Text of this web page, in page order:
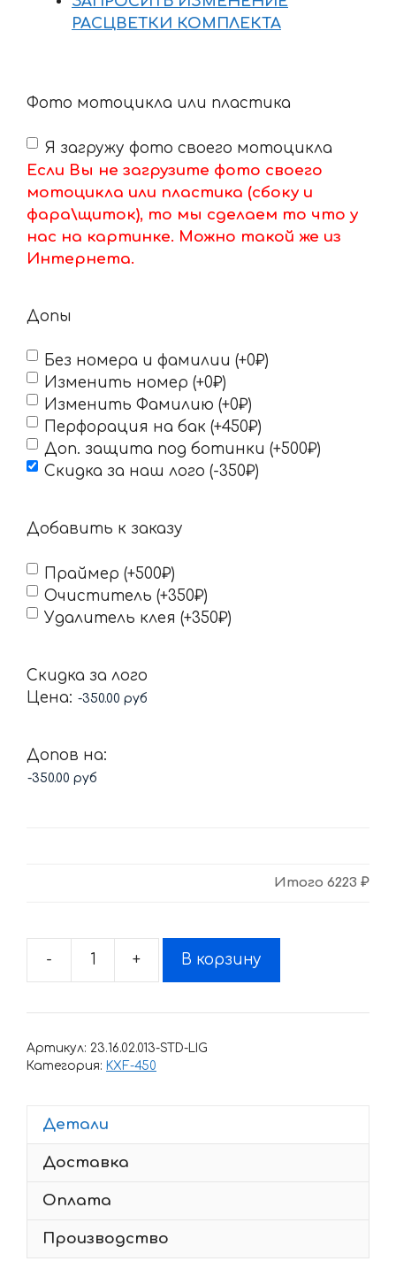
РАСЦВЕТКИ КОМПЛЕКТА
Фото мотоцикла или пластика
Я загружу фото своего мотоцикла
Если Вы не загрузите фото своего
мотоцикла или пластика (сбоку и
фара\щиток), то мы сделаем то что у
нас на картинке. Можно такой же из
Интернета.
Допы
Без номера и фамилии (+0₽)
Изменить номер (+0₽)
Изменить Фамилию (+0₽)
Перфорация на бак (+450₽)
Доп. защита под ботинки (+500₽)
Скидка за наш лого (-350₽)
Добавить к заказу
Праймер (+500₽)
Очиститель (+350₽)
Удалитель клея (+350₽)
Скидка за лого
Цена:
Допов на:
Итого 6223 ₽
-
Количество
Комплект
Kawasaki
2015-
+ В корзину
Артикул: 23.16.02.013-STD-LIG
Категория: KXF-450
Детали
Доставка
Оплата
Производство